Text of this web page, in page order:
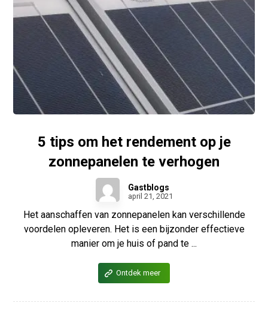
5 tips om het rendement op je
zonnepanelen te verhogen
Gastblogs
april 21, 2021
Het aanschaffen van zonnepanelen kan verschillende
voordelen opleveren. Het is een bijzonder effectieve
manier om je huis of pand te ...
Ontdek meer